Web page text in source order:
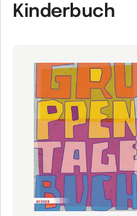
Kinderbuch